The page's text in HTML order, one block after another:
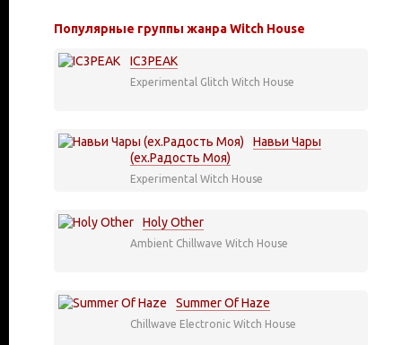
Популярные группы жанра Witch House
IC3PEAK
Experimental Glitch Witch House
Навьи Чары
(ex.Радость Моя)
Experimental Witch House
Holy Other
Ambient Chillwave Witch House
Summer Of Haze
Chillwave Electronic Witch House